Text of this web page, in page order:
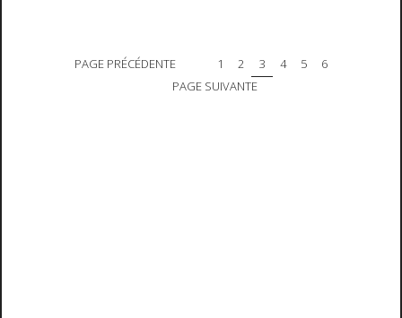
PAGE PRÉCÉDENTE 1 2 3 4 5
6
PAGE SUIVANTE